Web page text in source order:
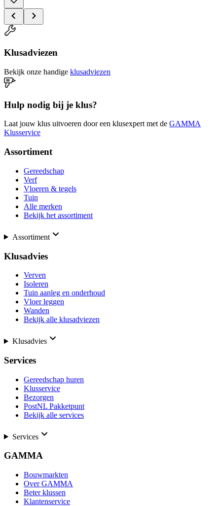
Klusadviezen
Bekijk onze handige klusadviezen
Hulp nodig bij je klus?
Laat jouw klus uitvoeren door een klusexpert met de GAMMA
Klusservice
Assortiment
Gereedschap
Verf
Vloeren & tegels
Tuin
Alle merken
Bekijk het assortiment
Assortiment
Klusadvies
Verven
Isoleren
Tuin aanleg en onderhoud
Vloer leggen
Wanden
Bekijk alle klusadviezen
Klusadvies
Services
Gereedschap huren
Klusservice
Bezorgen
PostNL Pakketpunt
Bekijk alle services
Services
GAMMA
Bouwmarkten
Over GAMMA
Beter klussen
Klantenservice